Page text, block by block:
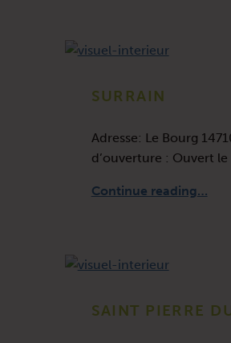
SURRAIN
Adresse: Le Bourg
d’ouverture : Ouvert
Continue reading…
SAINT PIERRE